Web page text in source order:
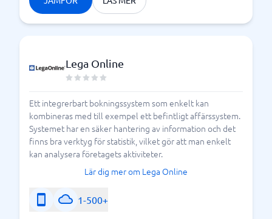
Lega Online
Ett integrerbart bokningssystem som enkelt kan
kombineras med till exempel ett befintligt affärssystem.
Systemet har en säker hantering av information och det
finns bra verktyg för statistik, vilket gör att man enkelt
kan analysera företagets aktiviteter.
Lär dig mer om Lega Online
1-500+